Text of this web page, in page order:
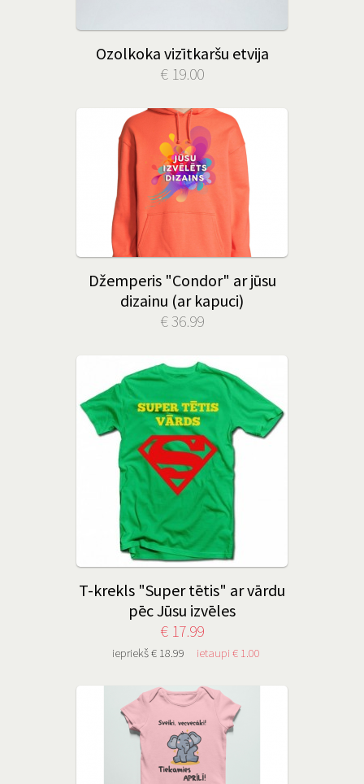
Ozolkoka vizītkaršu etvija
€ 19.00
Džemperis "Condor" ar jūsu
dizainu (ar kapuci)
€ 36.99
T-krekls "Super tētis" ar vārdu
pēc Jūsu izvēles
€ 17.99
iepriekš € 18.99 ietaupi € 1.00